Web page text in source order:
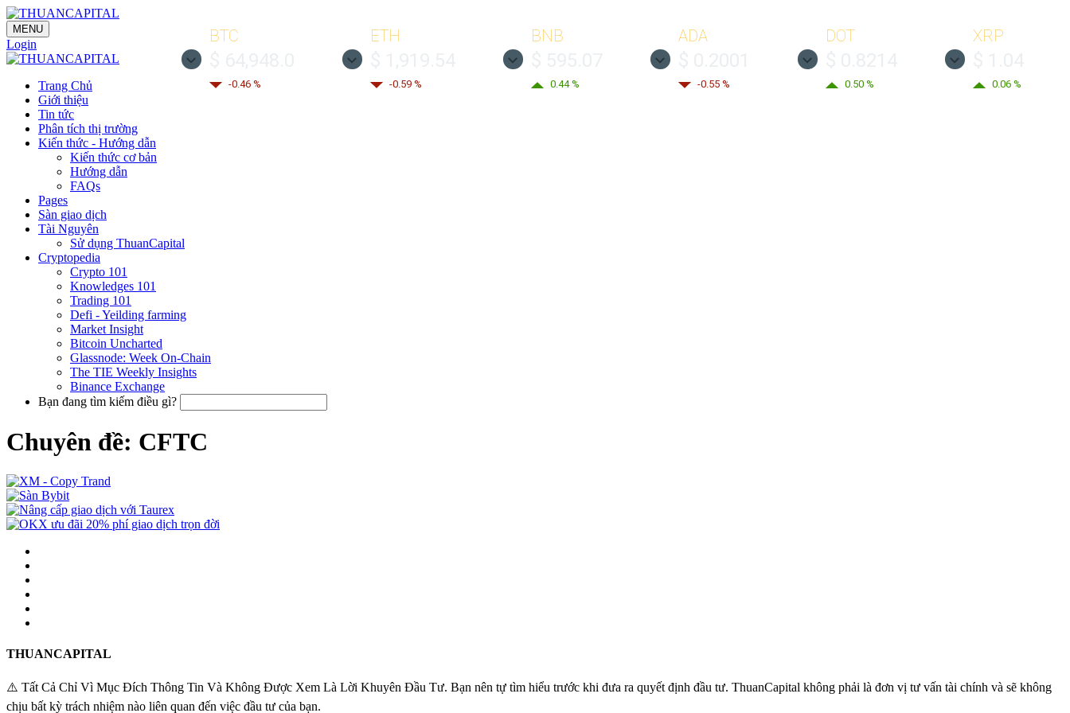
BTC
-0.46 %
ETH
-0.59 %
BNB
0.44 %
ADA
-0.55 %
DOT
0.50 %
XRP
0.06 %
MENU
Login
Trang Chủ
Giới thiệu
Tin tức
Phân tích thị trường
Kiến thức - Hướng dẫn
Kiến thức cơ bản
Hướng dẫn
FAQs
Pages
Sàn giao dịch
Tài Nguyên
Sử dụng ThuanCapital
Cryptopedia
Crypto 101
Knowledges 101
Trading 101
Defi - Yeilding farming
Market Insight
Bitcoin Uncharted
Glassnode: Week On-Chain
The TIE Weekly Insights
Binance Exchange
Bạn đang tìm kiếm điều gì?
Chuyên đề: CFTC
THUANCAPITAL
⚠️ Tất Cả Chỉ Vì Mục Đích Thông Tin Và Không Được Xem Là Lời Khuyên Đầu Tư. Bạn nên tự tìm hiểu trước khi đưa ra quyết định đầu tư. ThuanCapital không phải là đơn vị tư vấn tài chính và sẽ không
chịu bất kỳ trách nhiệm nào liên quan đến việc đầu tư của bạn.